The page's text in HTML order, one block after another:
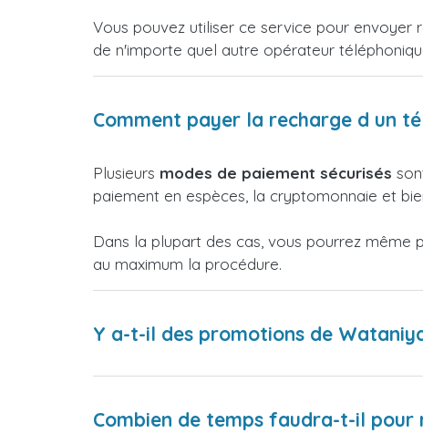
Vous pouvez utiliser ce service pour
de n'importe quel autre opérateur
Comment payer la recharge d un
Plusieurs modes de paiement sécurisés
paiement en espèces, la cryptomonnaie et
Dans la plupart des cas, vous pourrez
au maximum la procédure.
Y a-t-il des promotions de
Combien de temps faudra-t-il pour